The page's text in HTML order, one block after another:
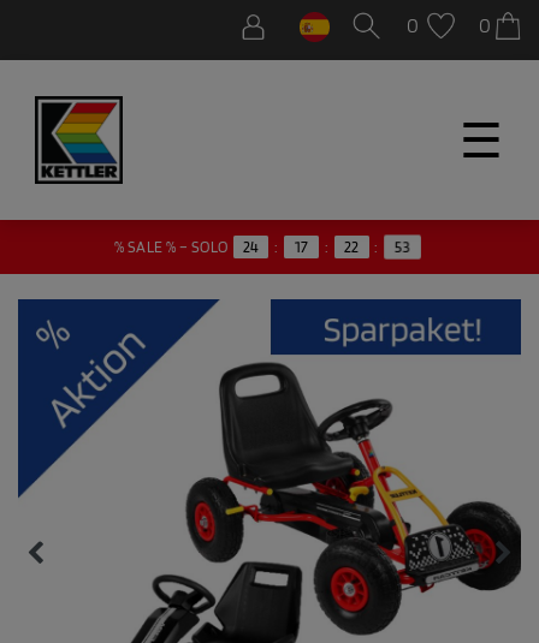
0 0
☰
% SALE % – SOLO 24 : 17 : 22 : 53